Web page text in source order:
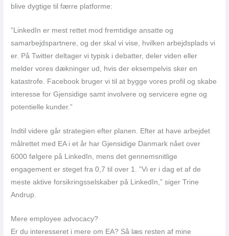
blive dygtige til færre platforme:
”LinkedIn er mest rettet mod fremtidige ansatte og
samarbejdspartnere, og der skal vi vise, hvilken arbejdsplads vi
er. På Twitter deltager vi typisk i debatter, deler viden eller
melder vores dækninger ud, hvis der eksempelvis sker en
katastrofe. Facebook bruger vi til at bygge vores profil og skabe
interesse for Gjensidige samt involvere og servicere egne og
potentielle kunder.”
Indtil videre går strategien efter planen. Efter at have arbejdet
målrettet med EA i et år har Gjensidige Danmark nået over
6000 følgere på LinkedIn, mens det gennemsnitlige
engagement er steget fra 0,7 til over 1. ”Vi er i dag et af de
meste aktive forsikringsselskaber på LinkedIn,” siger Trine
Andrup.
Mere employee advocacy?
Er du interesseret i mere om EA? Så læs resten af mine